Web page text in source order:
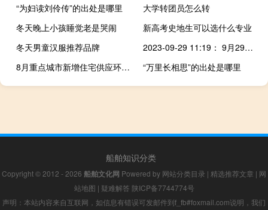
“为妇读刘伶传”的出处是哪里
大学转团员怎么转
冬天晚上小孩睡觉老是哭闹
新高考史地生可以选什么专业
冬天男童汉服推荐品牌
2023-09-29 11:19： 9月29日11时，江门辖区目前缓慢行驶的路段有：1、沈海高速往粤西雅瑶至司前、往阳江方向梁金山服务区入口、阳江方向沙湖至圣堂路段；2、深岑高速往粤西方向杜阮至共和、平连至古猛；3、广中江高速荷塘至赤草互通；4、中阳高速阳春方向凤凰山隧道至大田路段、阳春方向双水往罗坑路段 ​​​
8月重点城市新增住宅供应环比回升25%
“万里长相思”的出处是哪里
船舶知识分类
Copyright © 2012 - 2026 船舶文化网 Powered by 网站分类目录 | 精选推荐文章 | 网
站地图 | 疑难解答 陕ICP备7744774号
声明：本站内容来自互联网，如信息有错误可发邮件到f_fb#foxmail.com说明，我们